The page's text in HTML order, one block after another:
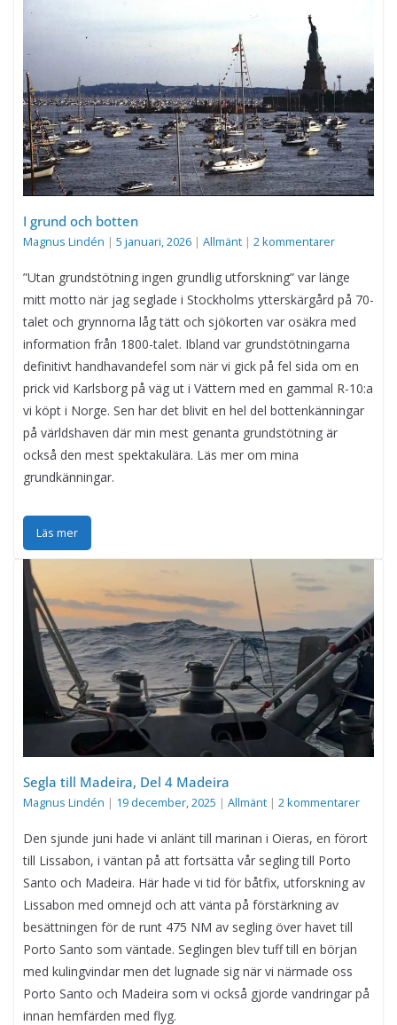
I grund och botten
Magnus Lindén | 5 januari, 2026 | Allmänt | 2 kommentarer
”Utan grundstötning ingen grundlig utforskning” var länge
mitt motto när jag seglade i Stockholms ytterskärgård på 70-
talet och grynnorna låg tätt och sjökorten var osäkra med
information från 1800-talet. Ibland var grundstötningarna
definitivt handhavandefel som när vi gick på fel sida om en
prick vid Karlsborg på väg ut i Vättern med en gammal R-10:a
vi köpt i Norge. Sen har det blivit en hel del bottenkänningar
på världshaven där min mest genanta grundstötning är
också den mest spektakulära. Läs mer om mina
grundkänningar.
Läs mer
Segla till Madeira, Del 4 Madeira
Magnus Lindén | 19 december, 2025 | Allmänt | 2 kommentarer
Den sjunde juni hade vi anlänt till marinan i Oieras, en förort
till Lissabon, i väntan på att fortsätta vår segling till Porto
Santo och Madeira. Här hade vi tid för båtfix, utforskning av
Lissabon med omnejd och att vänta på förstärkning av
besättningen för de runt 475 NM av segling över havet till
Porto Santo som väntade. Seglingen blev tuff till en början
med kulingvindar men det lugnade sig när vi närmade oss
Porto Santo och Madeira som vi också gjorde vandringar på
innan hemfärden med flyg.